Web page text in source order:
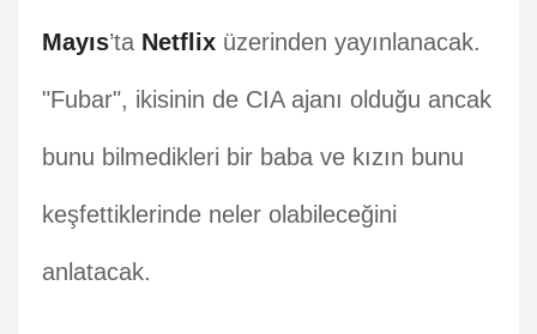
Mayıs’ta Netflix üzerinden yayınlanacak.
"Fubar", ikisinin de CIA ajanı olduğu ancak
bunu bilmedikleri bir baba ve kızın bunu
keşfettiklerinde neler olabileceğini
anlatacak.